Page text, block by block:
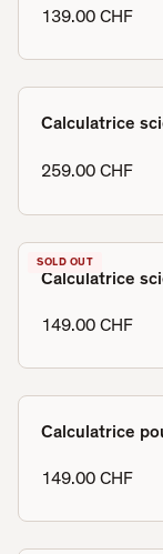
139.00 CHF
Calculatrice
259.00 CHF
SOLD OUT
Calculatrice
149.00 CHF
Calculatrice
149.00 CHF